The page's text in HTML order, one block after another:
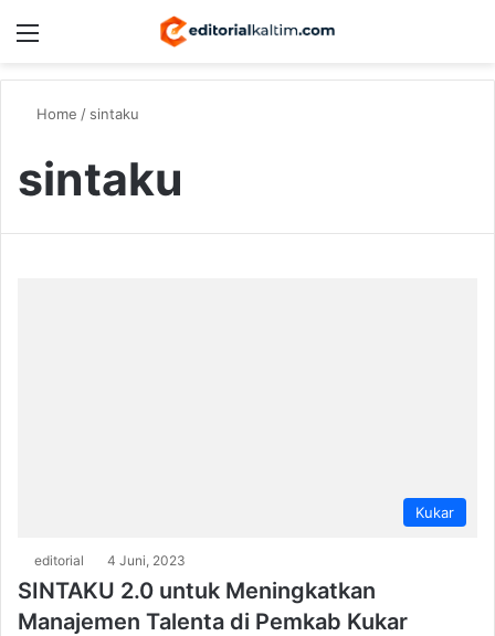
Home / sintaku
sintaku
Kukar
editorial 4 Juni, 2023
SINTAKU 2.0 untuk Meningkatkan
Manajemen Talenta di Pemkab Kukar